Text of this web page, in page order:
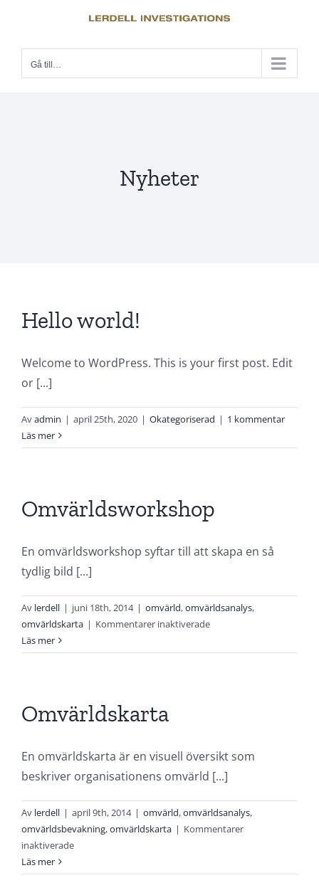
innehållet
Gå till…
Nyheter
Hello world!
Welcome to WordPress. This is your first post. Edit
or [...]
Avadmin | april 25th, 2020 | Okategoriserad | 1 kommentar
Läs mer
Omvärldsworkshop
En omvärldsworkshop syftar till att skapa en så
tydlig bild [...]
Av lerdell | juni 18th, 2014 | omvärld,omvärldsanalys,
omvärldskarta | Kommentarer inaktiveradeför
Läs mer
Omvärldskarta
En omvärldskarta är en visuell översikt som
beskriver organisationens omvärld [...]
Av lerdell | april 9th, 2014 | omvärld,omvärldsanalys,
omvärldsbevakning,omvärldskarta | Kommentarer
inaktiveradeför
Läs mer